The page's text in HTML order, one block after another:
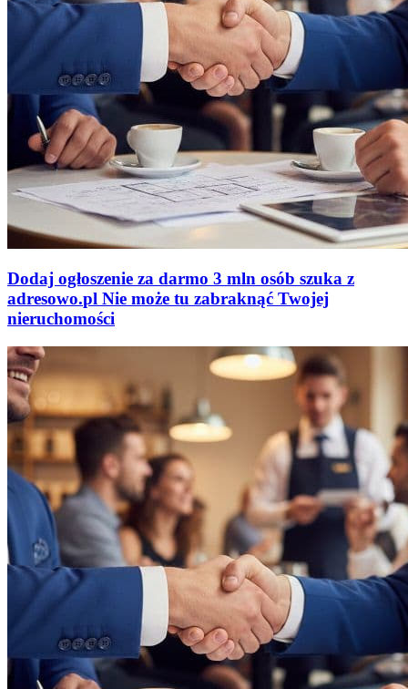
Dodaj ogłoszenie za darmo 3 mln osób szuka z
adresowo.pl Nie może tu zabraknąć Twojej
nieruchomości